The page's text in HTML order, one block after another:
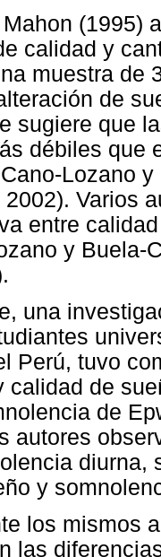
(1995)
calidad y
muestra de
de
sugiere que
débiles que
Lozano
Varios
entre
y Buela-
una
Perú, tuvo
calidad de
de
autores
diurna,
y
los mismos
las